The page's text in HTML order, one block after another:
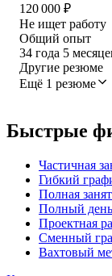
120 000 ₽
Не ищет работу
Общий опыт
34 года 5
Другие резюме
Ещё 1 резюме
Быстрые
Частичная
Гибкий
Полная
Полный день
Проектная
Сменный
Вахтовый